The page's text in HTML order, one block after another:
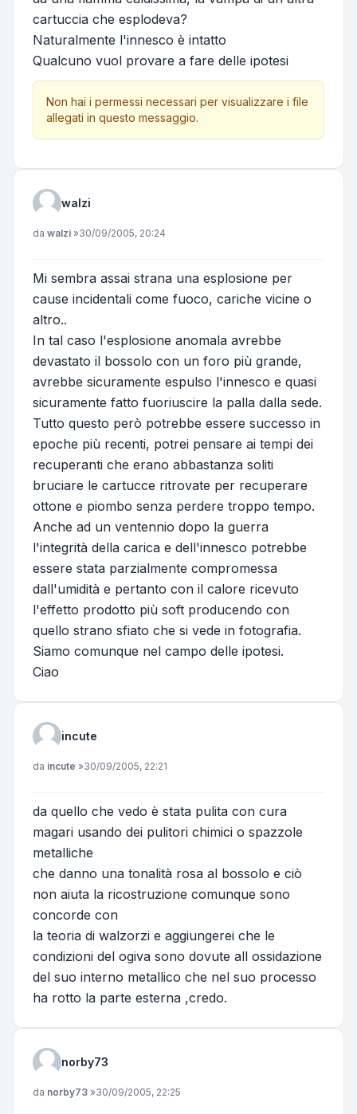
cartuccia che esplodeva?
Naturalmente l'innesco è intatto
Qualcuno vuol provare a fare delle ipotesi
Non hai i permessi necessari per visualizzare i file
allegati in questo messaggio.
walzi
Messaggio
da walzi »30/09/2005, 20:24
Mi sembra assai strana una esplosione per
cause incidentali come fuoco, cariche vicine o
altro..
In tal caso l'esplosione anomala avrebbe
devastato il bossolo con un foro più grande,
avrebbe sicuramente espulso l'innesco e quasi
sicuramente fatto fuoriuscire la palla dalla sede.
Tutto questo però potrebbe essere successo in
epoche più recenti, potrei pensare ai tempi dei
recuperanti che erano abbastanza soliti
bruciare le cartucce ritrovate per recuperare
ottone e piombo senza perdere troppo tempo.
Anche ad un ventennio dopo la guerra
l'integrità della carica e dell'innesco potrebbe
essere stata parzialmente compromessa
dall'umidità e pertanto con il calore ricevuto
l'effetto prodotto più soft producendo con
quello strano sfiato che si vede in fotografia.
Siamo comunque nel campo delle ipotesi.
Ciao
incute
Messaggio
da incute »30/09/2005, 22:21
da quello che vedo è stata pulita con cura
magari usando dei pulitori chimici o spazzole
metalliche
che danno una tonalità rosa al bossolo e ciò
non aiuta la ricostruzione comunque sono
concorde con
la teoria di walzorzi e aggiungerei che le
condizioni del ogiva sono dovute all ossidazione
del suo interno metallico che nel suo processo
ha rotto la parte esterna ,credo.
norby73
Messaggio
da norby73 »30/09/2005, 22:25